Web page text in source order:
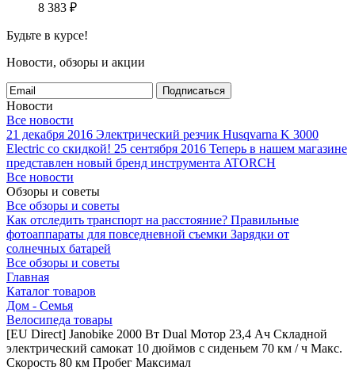
8 383 ₽
Будьте в курсе!
Новости, обзоры и акции
Подписаться
Новости
Все новости
21 декабря 2016 Электрический резчик Husqvarna K 3000
Electric со скидкой! 25 сентября 2016 Теперь в нашем магазине
представлен новый бренд инструмента ATORCH
Все новости
Обзоры и советы
Все обзоры и советы
Как отследить транспорт на расстояние? Правильные
фотоаппараты для повседневной съемки Зарядки от
солнечных батарей
Все обзоры и советы
Главная
Каталог товаров
Дом - Семья
Велосипеда товары
[EU Direct] Janobike 2000 Вт Dual Мотор 23,4 Ач Складной
электрический самокат 10 дюймов с сиденьем 70 км / ч Макс.
Скорость 80 км Пробег Максимал